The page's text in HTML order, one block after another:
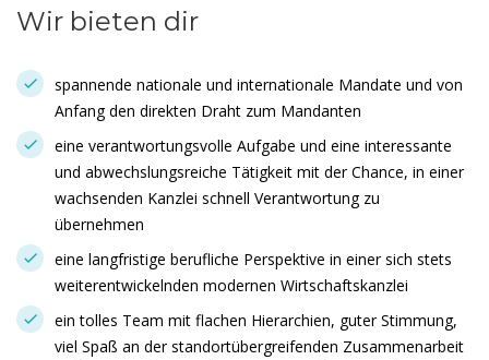
Wir bieten dir
spannende nationale und internationale Mandate und von
Anfang den direkten Draht zum Mandanten
eine verantwortungsvolle Aufgabe und eine interessante
und abwechslungsreiche Tätigkeit mit der Chance, in einer
wachsenden Kanzlei schnell Verantwortung zu
übernehmen
eine langfristige berufliche Perspektive in einer sich stets
weiterentwickelnden modernen Wirtschaftskanzlei
ein tolles Team mit flachen Hierarchien, guter Stimmung,
viel Spaß an der standortübergreifenden Zusammenarbeit